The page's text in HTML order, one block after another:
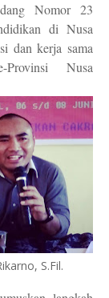
Nomor 23
di Nusa
dan kerja sama
-Provinsi Nusa
S.Fil.